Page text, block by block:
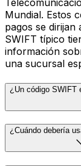
Mundial. Estos
pagos se
SWIFT típico
información
una sucursal
¿Un código SWIFT
¿Cuándo debería